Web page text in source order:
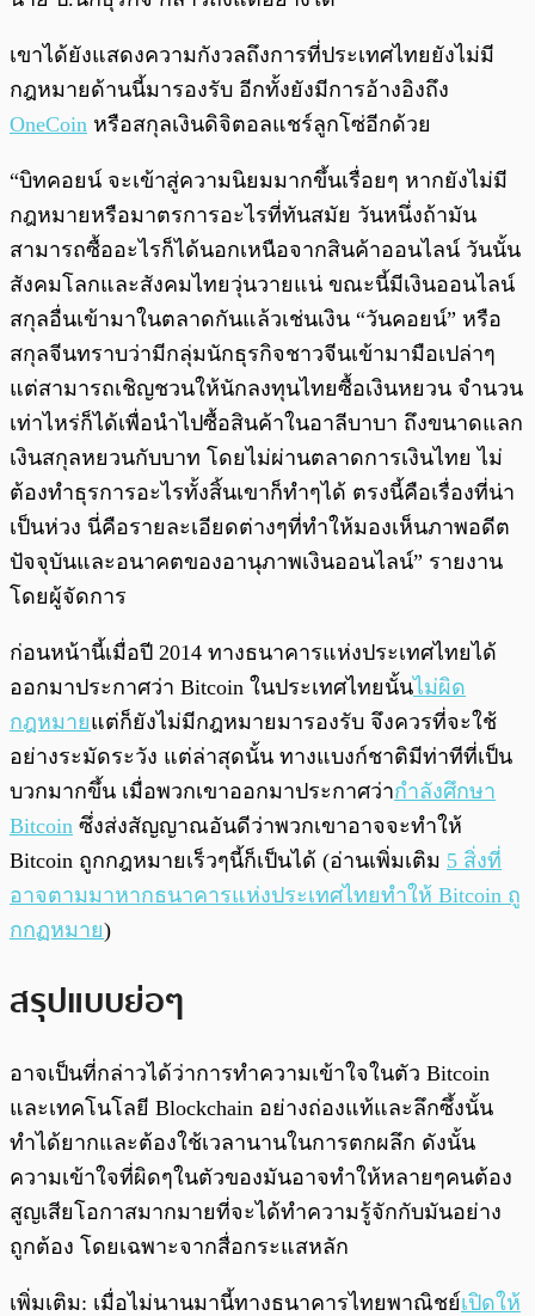
เขาได้ยังแสดงความกังวลถึงการที่ประเทศไทยยังไม่มี
กฎหมายด้านนี้มารองรับ อีกทั้งยังมีการอ้างอิงถึง
OneCoin หรือสกุลเงินดิจิตอลแชร์ลูกโซ่อีกด้วย
“บิทคอยน์ จะเข้าสู่ความนิยมมากขึ้นเรื่อยๆ หากยังไม่มี
กฎหมายหรือมาตรการอะไรที่ทันสมัย วันหนึ่งถ้ามัน
สามารถซื้ออะไรก็ได้นอกเหนือจากสินค้าออนไลน์ วันนั้น
สังคมโลกและสังคมไทยวุ่นวายแน่ ขณะนี้มีเงินออนไลน์
สกุลอื่นเข้ามาในตลาดกันแล้วเช่นเงิน “วันคอยน์” หรือ
สกุลจีนทราบว่ามีกลุ่มนักธุรกิจชาวจีนเข้ามามือเปล่าๆ
แต่สามารถเชิญชวนให้นักลงทุนไทยซื้อเงินหยวน จำนวน
เท่าไหร่ก็ได้เพื่อนำไปซื้อสินค้าในอาลีบาบา ถึงขนาดแลก
เงินสกุลหยวนกับบาท โดยไม่ผ่านตลาดการเงินไทย ไม่
ต้องทำธุรการอะไรทั้งสิ้นเขาก็ทำๆได้ ตรงนี้คือเรื่องที่น่า
เป็นห่วง นี่คือรายละเอียดต่างๆที่ทำให้มองเห็นภาพอดีต
ปัจจุบันและอนาคตของอานุภาพเงินออนไลน์” รายงาน
โดยผู้จัดการ
ก่อนหน้านี้เมื่อปี 2014 ทางธนาคารแห่งประเทศไทยได้
ออกมาประกาศว่า Bitcoin ในประเทศไทยนั้นไม่ผิด
กฎหมายแต่ก็ยังไม่มีกฎหมายมารองรับ จึงควรที่จะใช้
อย่างระมัดระวัง แต่ล่าสุดนั้น ทางแบงก์ชาติมีท่าทีที่เป็น
บวกมากขึ้น เมื่อพวกเขาออกมาประกาศว่ากำลังศึกษา
Bitcoin ซึ่งส่งสัญญาณอันดีว่าพวกเขาอาจจะทำให้
Bitcoin ถูกกฎหมายเร็วๆนี้ก็เป็นได้ (อ่านเพิ่มเติม 5 สิ่งที่
อาจตามมาหากธนาคารแห่งประเทศไทยทำให้ Bitcoin ถู
กกฏหมาย)
สรุปแบบย่อๆ
อาจเป็นที่กล่าวได้ว่าการทำความเข้าใจในตัว Bitcoin
และเทคโนโลยี Blockchain อย่างถ่องแท้และลึกซึ้งนั้น
ทำได้ยากและต้องใช้เวลานานในการตกผลึก ดังนั้น
ความเข้าใจที่ผิดๆในตัวของมันอาจทำให้หลายๆคนต้อง
สูญเสียโอกาสมากมายที่จะได้ทำความรู้จักกับมันอย่าง
ถูกต้อง โดยเฉพาะจากสื่อกระแสหลัก
เพิ่มเติม: เมื่อไม่นานมานี้ทางธนาคารไทยพาณิชย์เปิดให้